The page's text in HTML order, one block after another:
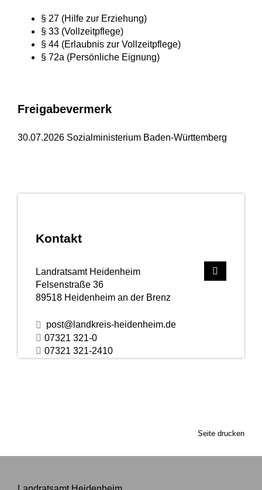
Kontakt
Landratsamt Heidenheim
Felsenstraße 36
89518 Heidenheim an der Brenz
post@landkreis-heidenheim.de
07321 321-0
07321 321-2410
§ 27 (Hilfe zur Erziehung)
§ 33 (Vollzeitpflege)
§ 44 (Erlaubnis zur Vollzeitpflege)
§ 72a (Persönliche Eignung)
Freigabevermerk
30.07.2026 Sozialministerium Baden-Württemberg
Seite drucken